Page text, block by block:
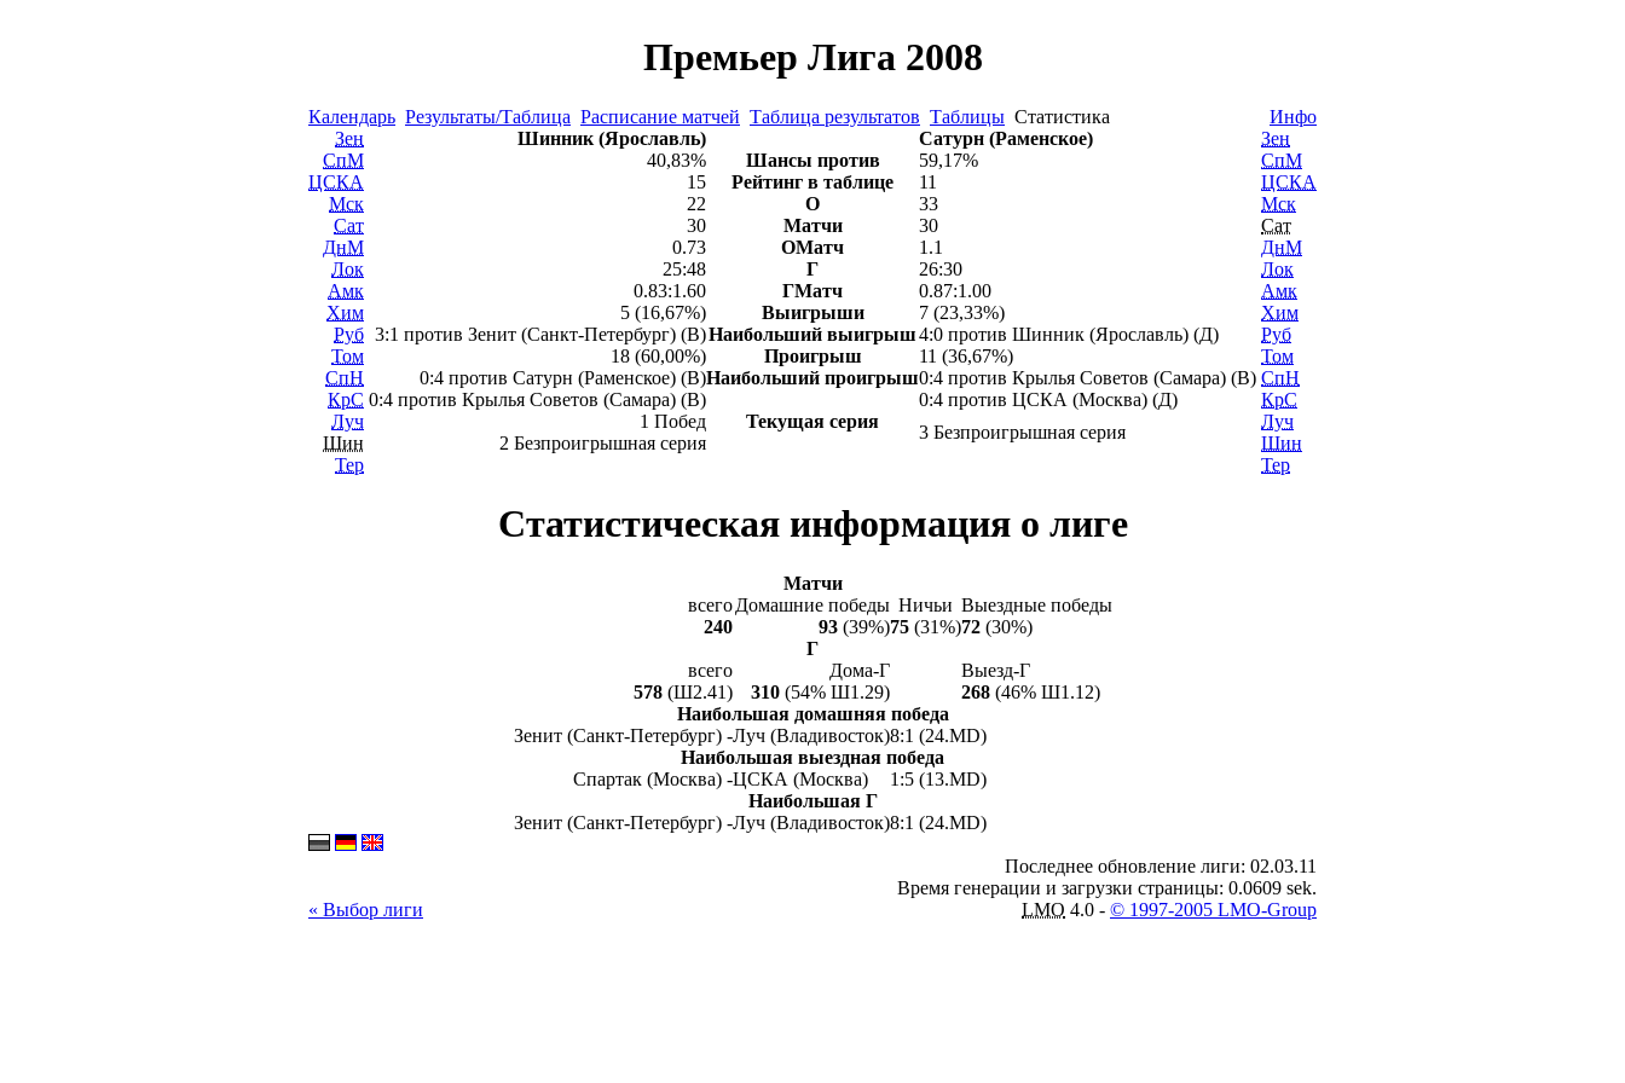
Премьер Лига 2008
Календарь Результаты/Таблица Расписание матчей Таблица результатов Таблицы Статистика
Инфо
Зен
СпМ
ЦСКА
Мск
Сат
ДнМ
Лок
Амк
Хим
Руб
Том
СпН
КрС
Луч
Шин
Тер
Шинник (Ярославль)
Сатурн (Раменское)
40,83%
Шансы против
59,17%
15
Рейтинг в таблице
11
22
О
33
30
Матчи
30
0.73
ОМатч
1.1
25:48
Г
26:30
0.83:1.60
ГМатч
0.87:1.00
5 (16,67%)
Выигрыши
7 (23,33%)
3:1 против Зенит (Санкт-Петербург) (В)Наибольший выигрыш4:0 против Шинник (Ярославль) (Д)
18 (60,00%)
Проигрыш
11 (36,67%)
0:4 против Сатурн (Раменское) (В)
0:4 против Крылья Советов (Самара) (В)
Наибольший проигрыш0:4 против Крылья Советов (Самара) (В)
0:4 против ЦСКА (Москва) (Д)
1 Побед
2 Безпроигрышная серия
Текущая серия
3 Безпроигрышная серия
Зен
СпМ
ЦСКА
Мск
Сат
ДнМ
Лок
Амк
Хим
Руб
Том
СпН
КрС
Луч
Шин
Тер
Статистическая информация о лиге
Матчи
всего Домашние победы Ничьи Выездные победы
240
93(39%)75(31%)72(30%)
Г
всего
Дома-Г
Выезд-Г
578(Ш2.41) 310(54% Ш1.29) 268(46% Ш1.12)
Наибольшая домашняя победа
Зенит (Санкт-Петербург) -Луч (Владивосток)8:1 (24.MD)
Наибольшая выездная победа
Спартак (Москва) -ЦСКА (Москва)
1:5 (13.MD)
Наибольшая Г
Зенит (Санкт-Петербург) -Луч (Владивосток)8:1 (24.MD)
« Выбор лиги
Последнее обновление лиги: 02.03.11
Время генерации и загрузки страницы: 0.0609 sek.
LMO 4.0 - © 1997-2005 LMO-Group